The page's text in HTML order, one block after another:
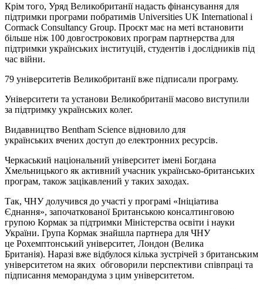
Крім того, Уряд Великобританії надасть фінансування для
підтримки програми побратимів Universities UK International і
Cormack Consultancy Group. Проєкт має на меті встановити
більше ніж 100 довгострокових програм партнерства для
підтримки українських інституцій, студентів і дослідників під
час війни.
79 університетів Великобританії вже підписали програму.
Університети та установи Великобританії масово виступили
за підтримку українських колег.
Видавництво Bentham Science відновило для
українських вчених доступ до електронних ресурсів.
Черкаський національний університет імені Богдана
Хмельницького як активний учасник українсько-британських
програм, також зацікавлений у таких заходах.
Так, ЧНУ долучився до участі у програмі «Ініціатива
Єднання», започаткованої Британською консалтинговою
групою Кормак за підтримки Міністерства освіти і науки
України. Група Кормак знайшла партнера для ЧНУ
це Рохемптонський університет, Лондон (Велика
Британія). Наразі вже відбулося кілька зустрічей з британським
університетом на яких обговорили перспективи співпраці та
підписання меморандума з цим університетом.